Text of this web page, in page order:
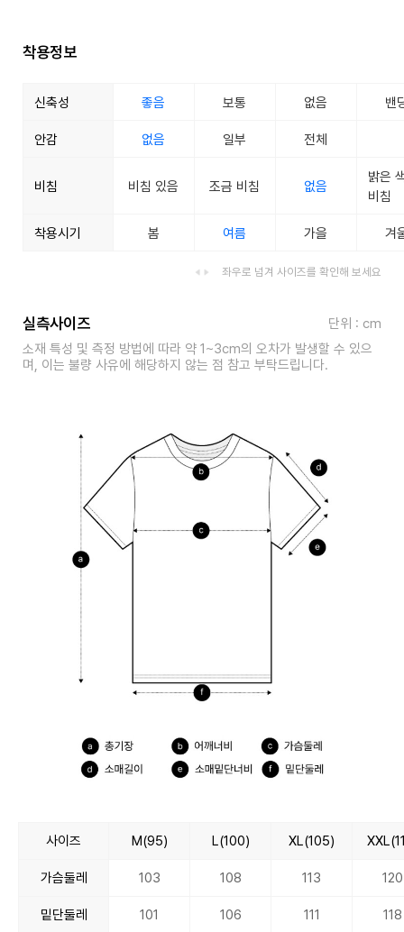
착용정보
신축성 좋음 보통 없음 밴
안감 없음 일부 전체
비침 비침 있음 조금 비침 없음
밝은
비침
착용시기 봄 여름 가을 겨
좌우로 넘겨 사이즈를 확인해 보세요
실측사이즈
단위 : cm
소재 특성 및 측정 방법에 따라 약 1~3cm의 오차가 발생할 수 있으
며, 이는 불량 사유에 해당하지 않는 점 참고 부탁드립니다.
사이즈 M(95) L(100) XL(105)
가슴둘레 103 108 113 120
밑단둘레 101 106 111 118